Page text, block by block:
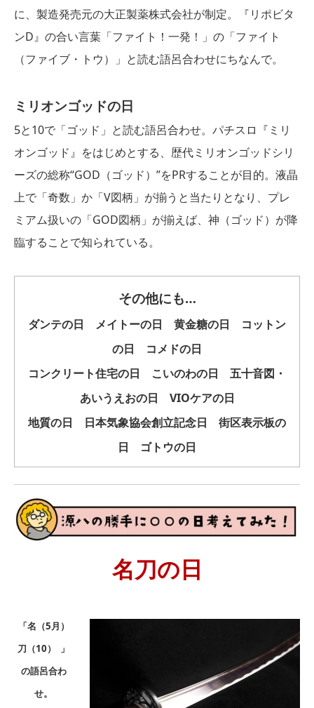
に、製造発売元の大正製薬株式会社が制定。『リポビタ
ンD』の合い言葉「ファイト！一発！」の「ファイト
（ファイブ・トウ）」と読む語呂合わせにちなんで。
ミリオンゴッドの日
5と10で「ゴッド」と読む語呂合わせ。パチスロ『ミリ
オンゴッド』をはじめとする、歴代ミリオンゴッドシリ
ーズの総称“GOD（ゴッド）”をPRすることが目的。液晶
上で「奇数」か「V図柄」が揃うと当たりとなり、プレ
ミアム扱いの「GOD図柄」が揃えば、神（ゴッド）が降
臨することで知られている。
その他にも…
ダンテの日 メイトーの日 黄金糖の日 コットン
の日 コメドの日
コンクリート住宅の日 こいのわの日 五十音図・
あいうえおの日 VIOケアの日
地質の日 日本気象協会創立記念日 街区表示板の
日 ゴトウの日
名刀の日
「名（5月）
刀（10） 」
の語呂合わ
せ。